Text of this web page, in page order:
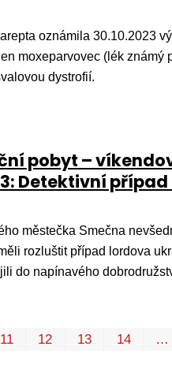
oznámila 30.10.2023
moxeparvovec (lék známý
dystrofií.
pobyt –
Detektivní případ
městečka Smečna
rozluštit případ lordova
do napínavého
11 12 13 14 …